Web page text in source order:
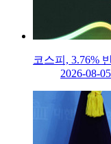
코스피, 3.76%
2026-08-